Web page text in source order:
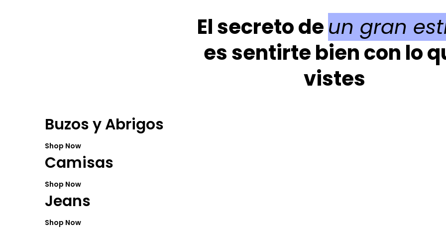
El secreto deun gran
es sentirte bien con lo
vistes
Buzos y Abrigos
Shop Now
Camisas
Shop Now
Jeans
Shop Now